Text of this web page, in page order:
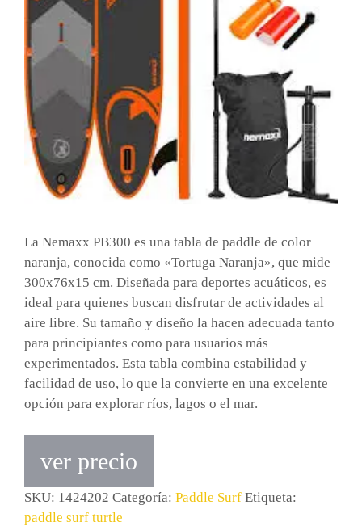
La Nemaxx PB300 es una tabla de paddle de color
naranja, conocida como «Tortuga Naranja», que mide
300x76x15 cm. Diseñada para deportes acuáticos, es
ideal para quienes buscan disfrutar de actividades al
aire libre. Su tamaño y diseño la hacen adecuada tanto
para principiantes como para usuarios más
experimentados. Esta tabla combina estabilidad y
facilidad de uso, lo que la convierte en una excelente
opción para explorar ríos, lagos o el mar.
ver precio
SKU: 1424202 Categoría: Paddle Surf Etiqueta:
paddle surf turtle